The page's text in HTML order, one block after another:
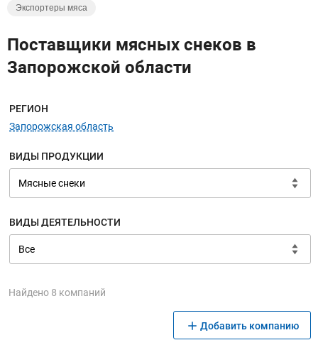
Экспортеры мяса
Поставщики мясных снеков в
Запорожской области
Меню навигации
РЕГИОН
Запорожская область
ВИДЫ ПРОДУКЦИИ
ВИДЫ ДЕЯТЕЛЬНОСТИ
Найдено 8 компаний
Добавить компанию